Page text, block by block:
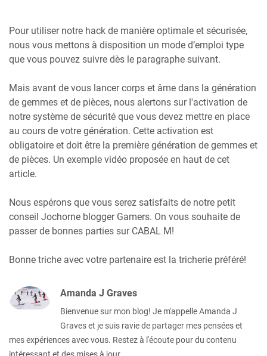
Pour utiliser notre hack de manière optimale et sécurisée,
nous vous mettons à disposition un mode d’emploi type
que vous pouvez suivre dès le paragraphe suivant.
Mais avant de vous lancer corps et âme dans la génération
de gemmes et de pièces, nous alertons sur l'activation de
notre système de sécurité que vous devez mettre en place
au cours de votre génération. Cette activation est
obligatoire et doit être la première génération de gemmes et
de pièces. Un exemple vidéo proposée en haut de cet
article.
Nous espérons que vous serez satisfaits de notre petit
conseil Jochorne blogger Gamers. On vous souhaite de
passer de bonnes parties sur CABAL M!
Bonne triche avec votre partenaire est la tricherie préféré!
Amanda J Graves
Bienvenue sur mon blog! Je m'appelle Amanda J
Graves et je suis ravie de partager mes pensées et
mes expériences avec vous. Restez à l'écoute pour du contenu